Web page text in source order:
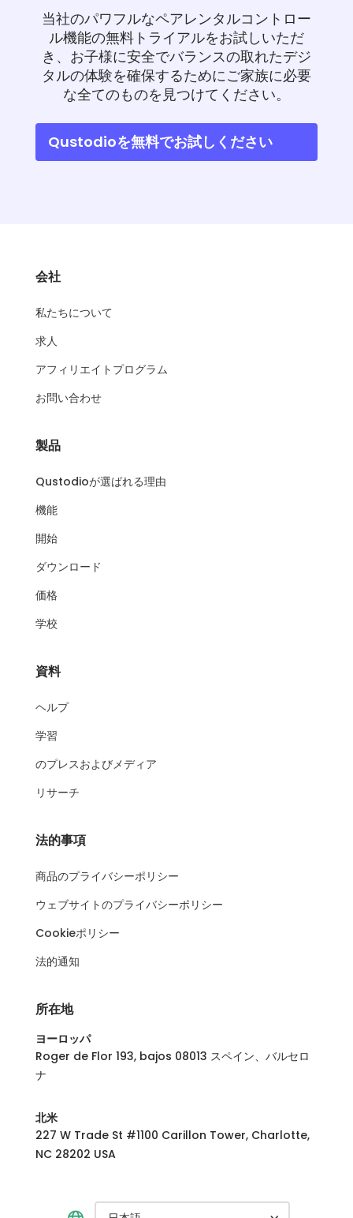
当社のパワフルなペアレンタルコントロー
ル機能の無料トライアルをお試しいただ
き、お子様に安全でバランスの取れたデジ
タルの体験を確保するためにご家族に必要
な全てのものを見つけてください。
Qustodioを無料でお試しください
会社
私たちについて
求人
アフィリエイトプログラム
お問い合わせ
製品
Qustodioが選ばれる理由
機能
開始
ダウンロード
価格
学校
資料
ヘルプ
学習
のプレスおよびメディア
リサーチ
法的事項
商品のプライバシーポリシー
ウェブサイトのプライバシーポリシー
Cookieポリシー
法的通知
所在地
ヨーロッパ
Roger de Flor 193, bajos 08013 スペイン、バルセロ
ナ
北米
227 W Trade St #1100 Carillon Tower, Charlotte,
NC 28202 USA